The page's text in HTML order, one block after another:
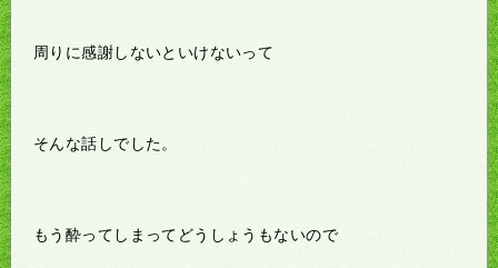
周りに感謝しないといけないって
そんな話しでした。
もう酔ってしまってどうしょうもないので